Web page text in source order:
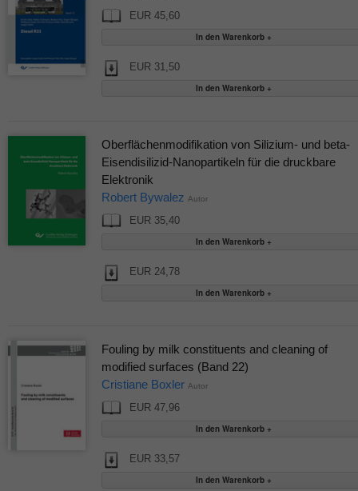
EUR 45,60
EUR 31,50
Oberflächenmodifikation von Silizium‐ und beta‐
Eisendisilizid‐Nanopartikeln für die druckbare
Elektronik
Robert Bywalez Autor
EUR 35,40
EUR 24,78
Fouling by milk constituents and cleaning of
modified surfaces (Band 22)
Cristiane Boxler Autor
EUR 47,96
EUR 33,57